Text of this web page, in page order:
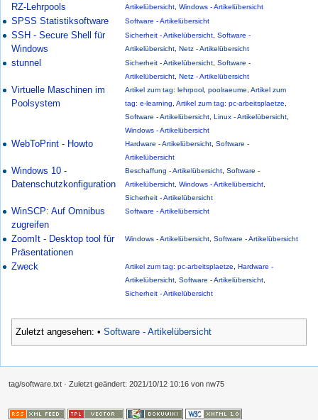
RZ-Lehrpools
Artikelübersicht Windows - Artikelübersicht
SPSS Statistiksoftware Software - Artikelübersicht
SSH - Secure Shell für
Windows
Sicherheit - Artikelübersicht Software -
Artikelübersicht Netz - Artikelübersicht
stunnel Sicherheit - Artikelübersicht Software -
Artikelübersicht Netz - Artikelübersicht
Virtuelle Maschinen im
Poolsystem
Artikel zum tag: lehrpool poolraeume Artikel zum
tag: e-learning Artikel zum tag: pc-arbeitsplaetze
Software - Artikelübersicht Linux - Artikelübersicht
Windows - Artikelübersicht
WebToPrint - Howto Hardware - Artikelübersicht Software -
Artikelübersicht
Windows 10 -
Datenschutzkonfiguration
Beschaffung - Artikelübersicht Software -
Artikelübersicht Windows - Artikelübersicht
Sicherheit - Artikelübersicht
WinSCP: Auf Omnibus
zugreifen
Software - Artikelübersicht
ZoomIt - Desktop tool für
Präsentationen
Windows - Artikelübersicht Software - Artikelübersicht
Zweck Artikel zum tag: pc-arbeitsplaetze
Hardware -
Artikelübersicht Software - Artikelübersicht
Sicherheit - Artikelübersicht
Zuletzt angesehen: • Software - Artikelübersicht
tag/software.txt · Zuletzt geändert: 2021/10/12 10:16 von nw75